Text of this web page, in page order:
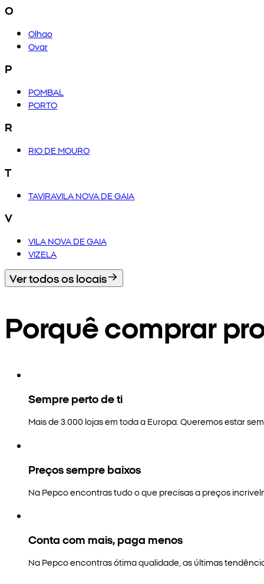
O
Olhao
Ovar
P
POMBAL
PORTO
R
RIO DE MOURO
T
TAVIRAVILA NOVA DE GAIA
V
VILA NOVA DE GAIA
VIZELA
Ver todos os locais
Porquê comprar
Sempre perto de ti
Mais de 3.000 lojas em toda a Europa. Queremos estar
Preços sempre baixos
Na Pepco encontras tudo o que precisas a preços
Conta com mais, paga menos
Na Pepco encontras ótima qualidade, as últimas